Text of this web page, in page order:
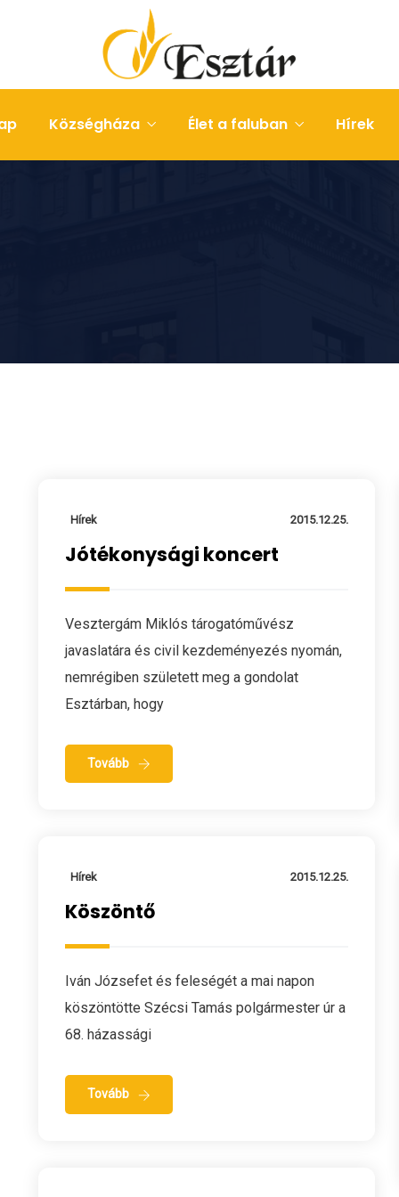
Községháza Élet a faluban Hírek
Hírek 2015.12.25.
Jótékonysági koncert
Vesztergám Miklós tárogatóművész
javaslatára és civil kezdeményezés nyomán,
nemrégiben született meg a gondolat
Esztárban, hogy
Tovább
Hírek 2015.12.25.
Köszöntő
Iván Józsefet és feleségét a mai napon
köszöntötte Szécsi Tamás polgármester úr a
68. házassági
Tovább